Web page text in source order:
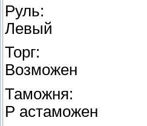
Руль:
Левый
Торг:
Возможен
Таможня:
Р астаможен